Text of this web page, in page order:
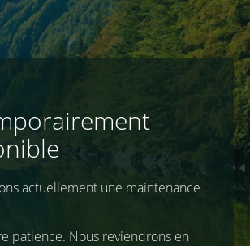
actuellement une maintenance
patience. Nous reviendrons en